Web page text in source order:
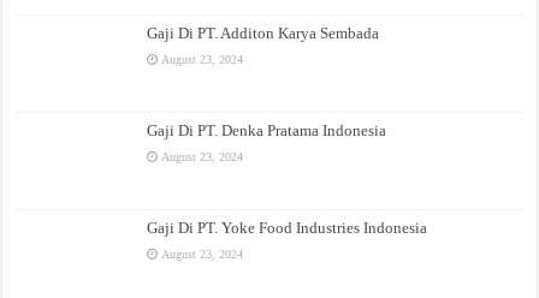
Gaji Di PT. Additon Karya Sembada
August 23, 2024
Gaji Di PT. Denka Pratama Indonesia
August 23, 2024
Gaji Di PT. Yoke Food Industries Indonesia
August 23, 2024